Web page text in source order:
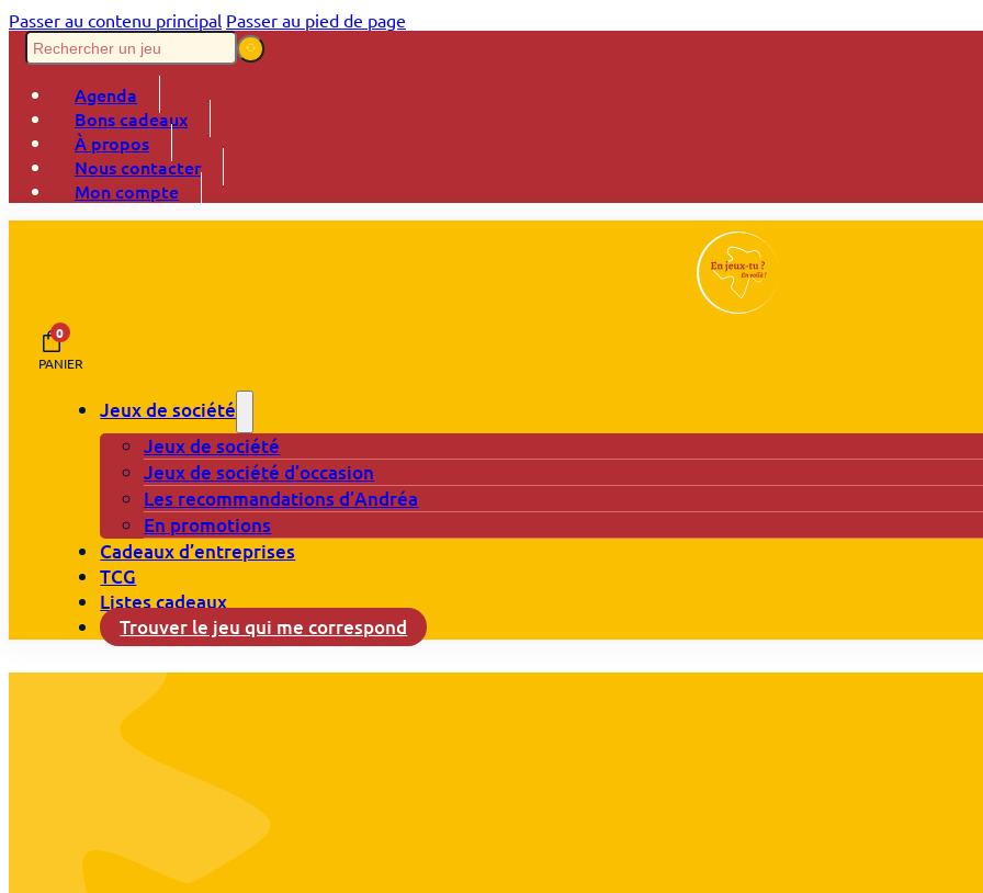
Passer au contenu principal Passer au pied de page
Agenda
Bons cadeaux
À propos
Nous contacter
Mon compte
0
PANIER
Jeux de société
Jeux de société
Jeux de société d’occasion
Les recommandations d’Andréa
En promotions
Cadeaux d’entreprises
TCG
Listes cadeaux
Trouver le jeu qui me correspond